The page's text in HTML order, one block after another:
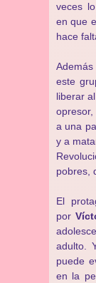
veces
en que
hace
este
liberar
a una
y a
pobres,
El
por
adulto.
puede
en la